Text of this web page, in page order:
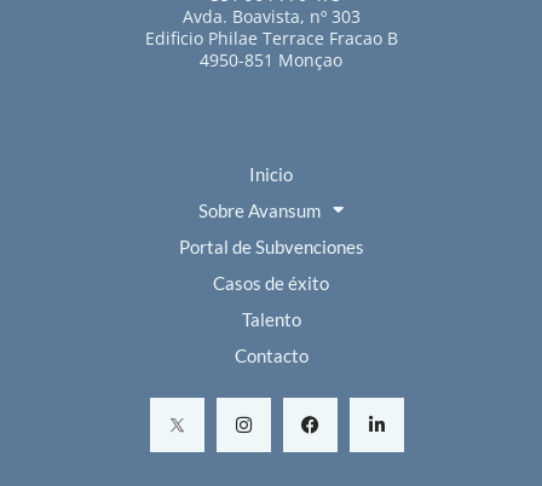
Avda. Boavista, nº 303
Edificio Philae Terrace Fracao B
4950-851 Monçao
Inicio
Sobre Avansum
Portal de Subvenciones
Casos de éxito
Talento
Contacto